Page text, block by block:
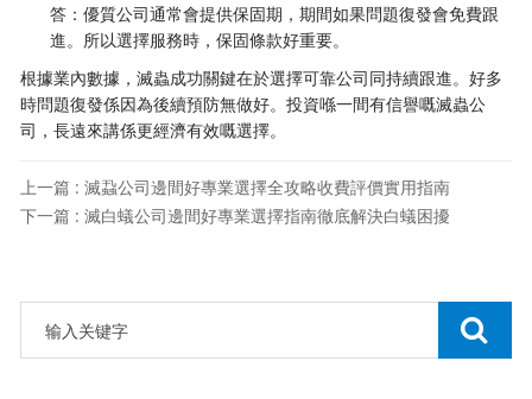
答：優質公司通常會提供保固期，期間如果問題復發會免費跟
進。所以選擇服務時，保固條款好重要。
根據業內數據，滅蟲成功關鍵在於選擇可靠公司同持續跟進。好多
時問題復發係因為後續預防無做好。投資喺一間有信譽嘅滅蟲公
司，長遠來講係更經濟有效嘅選擇。
上一篇 : 滅蝨公司邊間好專業選擇全攻略收費評價實用指南
下一篇 : 滅白蟻公司邊間好專業選擇指南徹底解決白蟻困擾